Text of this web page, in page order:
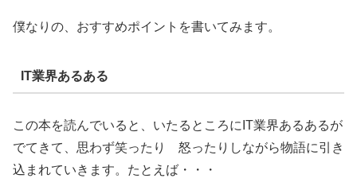
僕なりの、おすすめポイントを書いてみます。
IT業界あるある
この本を読んでいると、いたるところにIT業界あるあるが
でてきて、思わず笑ったり 怒ったりしながら物語に引き
込まれていきます。たとえば・・・